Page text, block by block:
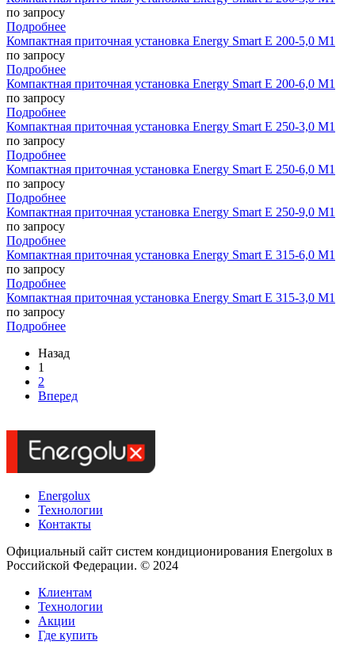
по запросу
Подробнее
Компактная приточная установка Energy Smart E 200-5,0 M1
по запросу
Подробнее
Компактная приточная установка Energy Smart E 200-6,0 M1
по запросу
Подробнее
Компактная приточная установка Energy Smart E 250-3,0 M1
по запросу
Подробнее
Компактная приточная установка Energy Smart E 250-6,0 M1
по запросу
Подробнее
Компактная приточная установка Energy Smart E 250-9,0 M1
по запросу
Подробнее
Компактная приточная установка Energy Smart E 315-6,0 M1
по запросу
Подробнее
Компактная приточная установка Energy Smart E 315-3,0 M1
по запросу
Подробнее
Назад
1
2
Вперед
Energolux
Технологии
Контакты
Официальный сайт систем кондиционирования Energolux в
Российской Федерации. © 2024
Клиентам
Технологии
Акции
Где купить